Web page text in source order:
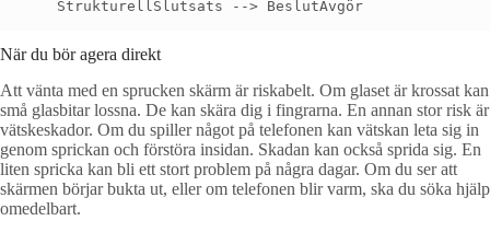
När du bör agera direkt
Att vänta med en sprucken skärm är riskabelt. Om glaset är krossat kan
små glasbitar lossna. De kan skära dig i fingrarna. En annan stor risk är
vätskeskador. Om du spiller något på telefonen kan vätskan leta sig in
genom sprickan och förstöra insidan. Skadan kan också sprida sig. En
liten spricka kan bli ett stort problem på några dagar. Om du ser att
skärmen börjar bukta ut, eller om telefonen blir varm, ska du söka hjälp
omedelbart.